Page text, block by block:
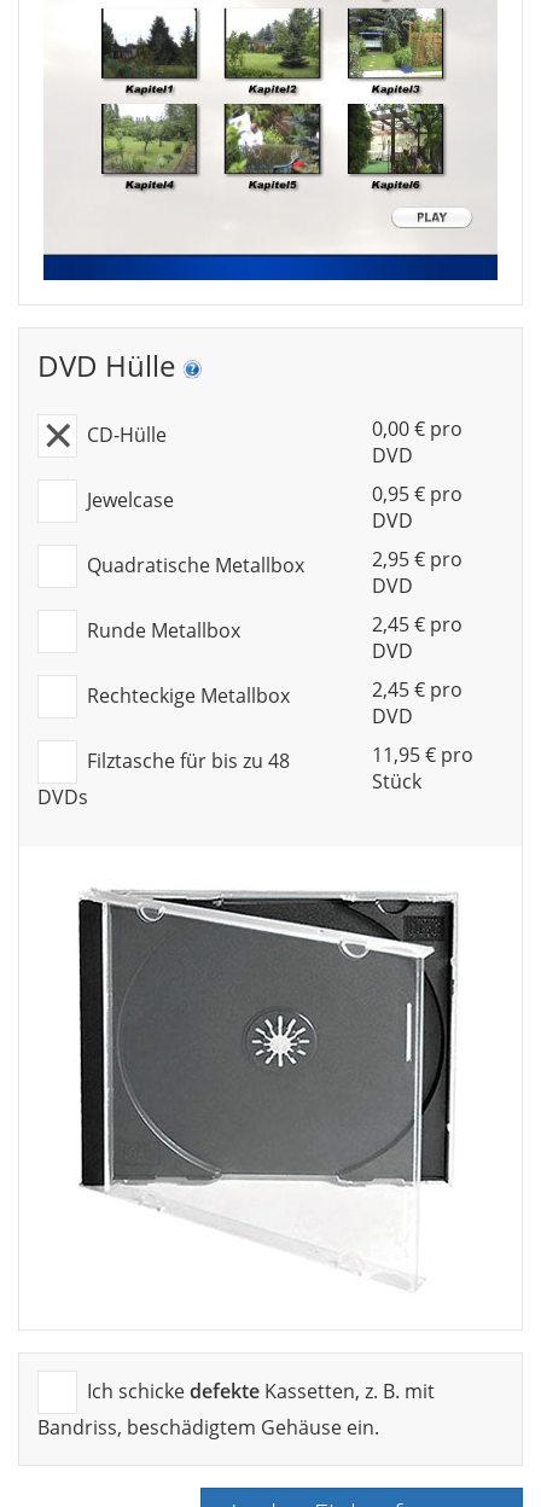
DVD Hülle
CD-Hülle
0,00 € pro
DVD
Jewelcase
0,95 € pro
DVD
Quadratische Metallbox
2,95 € pro
DVD
Runde Metallbox
2,45 € pro
DVD
Rechteckige Metallbox
2,45 € pro
DVD
Filztasche für bis zu 48
DVDs
11,95 € pro
Stück
Ich schickedefekte Kassetten, z. B. mit
Bandriss, beschädigtem Gehäuse ein.